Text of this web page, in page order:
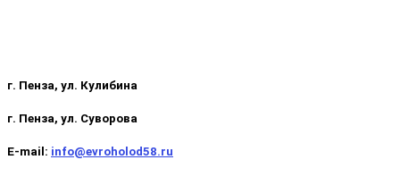
г. Пенза, ул. Кулибина
г. Пенза, ул. Суворова
E-mail: info@evroholod58.ru